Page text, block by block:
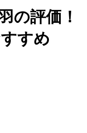
の評価！
すめ